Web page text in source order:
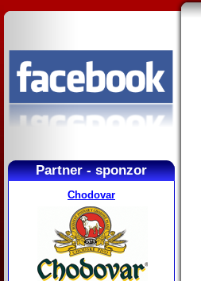
Partner - sponzor
Chodovar